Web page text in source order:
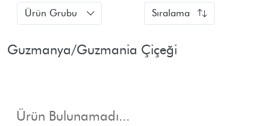
Ürün Grubu Sıralama
Guzmanya/Guzmania Çiçeği
Ürün Bulunamadı...